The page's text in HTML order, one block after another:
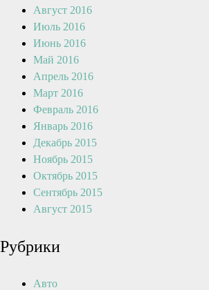
Август 2016
Июль 2016
Июнь 2016
Май 2016
Апрель 2016
Март 2016
Февраль 2016
Январь 2016
Декабрь 2015
Ноябрь 2015
Октябрь 2015
Сентябрь 2015
Август 2015
Рубрики
Авто